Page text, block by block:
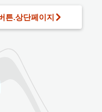
튼.상단페이지